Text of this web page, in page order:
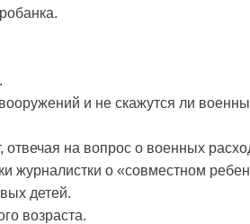
и не скажутся ли
на вопрос о военных
журналистки о «совместном
детей.
возраста.